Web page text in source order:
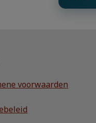
voorwaarden